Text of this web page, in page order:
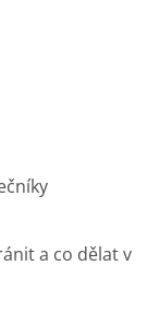
a co dělat v